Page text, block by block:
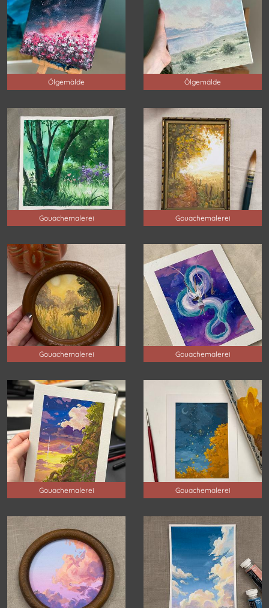
Ölgemälde Ölgemälde
Gouachemalerei Gouachemalerei
Gouachemalerei Gouachemalerei
Gouachemalerei Gouachemalerei